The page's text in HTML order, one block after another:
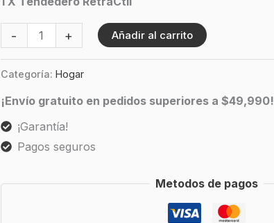
- + Añadir al carrito
Categoría: Hogar
¡Envío gratuito en pedidos superiores a $49,990!
¡Garantía!
Pagos seguros
Metodos de pagos